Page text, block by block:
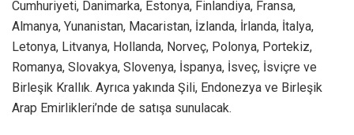
Cumhuriyeti, Danimarka, Estonya, Finlandiya, Fransa,
Almanya, Yunanistan, Macaristan, İzlanda, İrlanda, İtalya,
Letonya, Litvanya, Hollanda, Norveç, Polonya, Portekiz,
Romanya, Slovakya, Slovenya, İspanya, İsveç, İsviçre ve
Birleşik Krallık. Ayrıca yakında Şili, Endonezya ve Birleşik
Arap Emirlikleri’nde de satışa sunulacak.